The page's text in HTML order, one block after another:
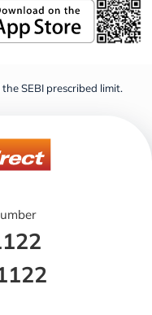
SEBI prescribed limit.